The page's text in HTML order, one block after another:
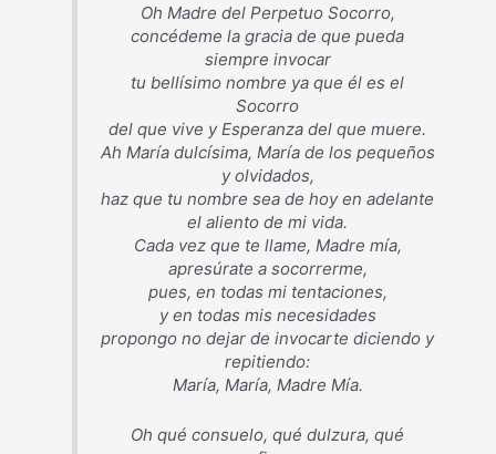
Oh Madre del Perpetuo Socorro,
concédeme la gracia de que pueda
siempre invocar
tu bellísimo nombre ya que él es el
Socorro
del que vive y Esperanza del que muere.
Ah María dulcísima, María de los pequeños
y olvidados,
haz que tu nombre sea de hoy en adelante
el aliento de mi vida.
Cada vez que te llame, Madre mía,
apresúrate a socorrerme,
pues, en todas mi tentaciones,
y en todas mis necesidades
propongo no dejar de invocarte diciendo y
repitiendo:
María, María, Madre Mía.
Oh qué consuelo, qué dulzura, qué